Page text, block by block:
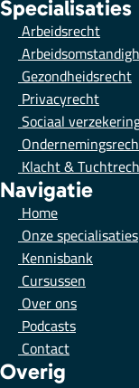
Specialisaties
Arbeidsrecht
Gezondheidsrecht
Privacyrecht
Sociaal
Klacht &
Navigatie
Home
Onze specialisaties
Kennisbank
Cursussen
Over ons
Podcasts
Contact
Overig